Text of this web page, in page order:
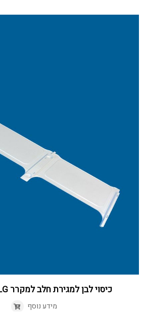
כיסוי לבן למגירת חלב למקרר LG פריזר תחתון
מידע נוסף